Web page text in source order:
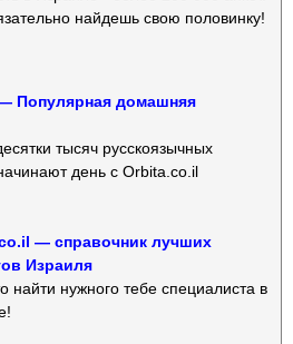
найдешь свою половинку!
Популярная домашняя
тысяч русскоязычных
день с Orbita.co.il
— справочник лучших
Израиля
найти нужного тебе специалиста в